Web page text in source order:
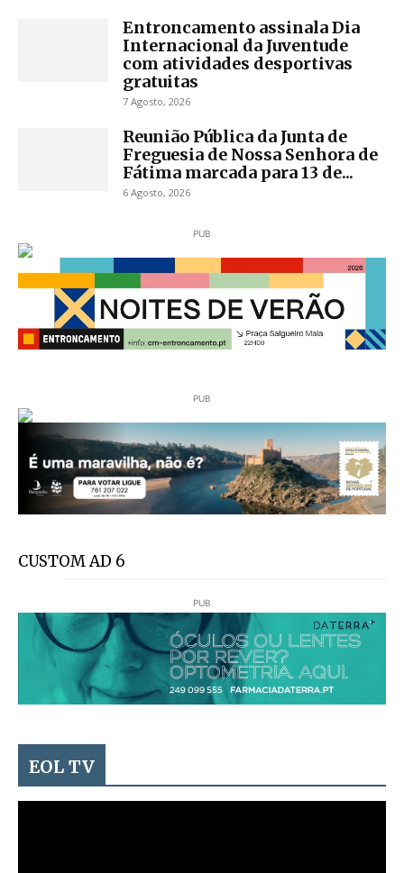
Entroncamento assinala Dia
Internacional da Juventude
com atividades desportivas
gratuitas
7 Agosto, 2026
Reunião Pública da Junta de
Freguesia de Nossa Senhora de
Fátima marcada para 13 de...
6 Agosto, 2026
PUB
PUB
CUSTOM AD 6
PUB
EOL TV